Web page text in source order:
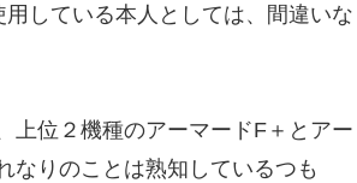
している本人としては、間違いな
上位２機種のアーマードF＋とアー
なりのことは熟知しているつも